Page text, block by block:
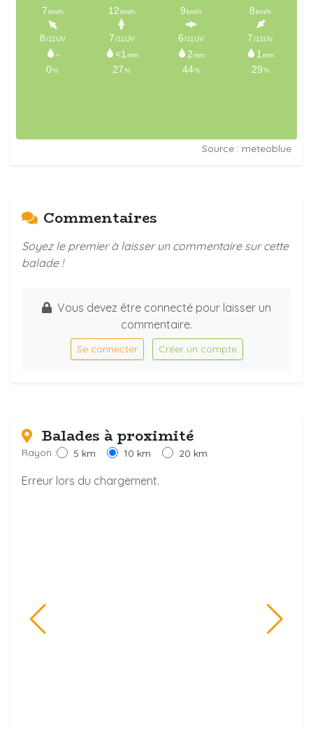
Source : meteoblue
Commentaires
Soyez le premier à laisser un commentaire sur cette
balade !
Vous devez être connecté pour laisser un
commentaire.
Se connecter Créer un compte
Balades à proximité
Rayon : 5 km 10 km 20 km
Erreur lors du chargement.